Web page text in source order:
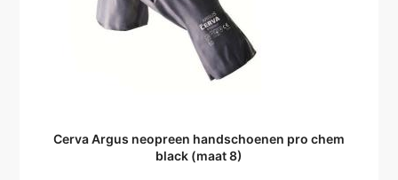
Cerva Argus neopreen handschoenen pro chem
black (maat 8)